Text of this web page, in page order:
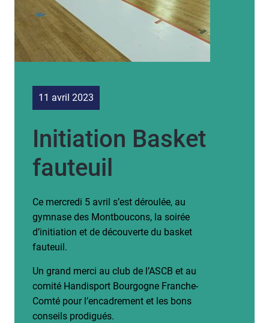
11 avril 2023
Initiation Basket
fauteuil
Ce mercredi 5 avril s’est déroulée, au
gymnase des Montboucons, la soirée
d’initiation et de découverte du basket
fauteuil.
Un grand merci au club de l’ASCB et au
comité Handisport Bourgogne Franche-
Comté pour l’encadrement et les bons
conseils prodigués.